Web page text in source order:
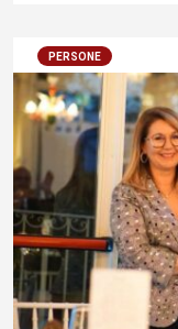
PERSONE